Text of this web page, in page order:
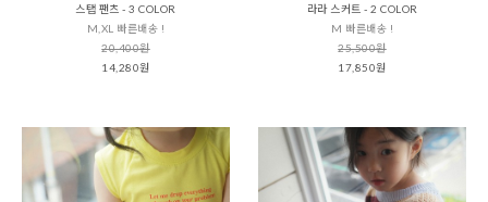
스탭 팬츠 - 3 COLOR
M,XL 빠른배송 !
20,400원
14,280원
라라 스커트 - 2 COLOR
M 빠른배송 !
25,500원
17,850원